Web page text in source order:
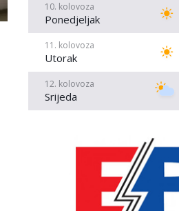
10. kolovoza
Ponedjeljak
11. kolovoza
Utorak
12. kolovoza
Srijeda